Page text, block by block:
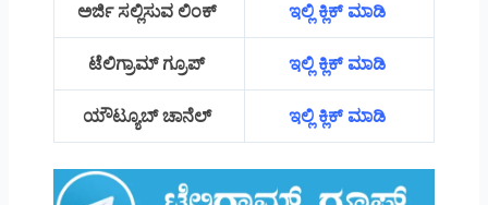
ಅರ್ಜಿ ಸಲ್ಲಿಸುವ ಲಿಂಕ್ ಇಲ್ಲಿ ಕ್ಲಿಕ್ ಮಾಡಿ
ಟೆಲಿಗ್ರಾಮ್ ಗ್ರೂಪ್ ಇಲ್ಲಿ ಕ್ಲಿಕ್ ಮಾಡಿ
ಯೌಟ್ಯೂಬ್ ಚಾನೆಲ್ ಇಲ್ಲಿ ಕ್ಲಿಕ್ ಮಾಡಿ